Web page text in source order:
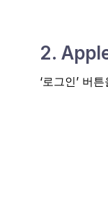
2.
‘로그인’ 버